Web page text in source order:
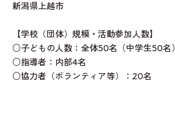
新潟県上越市
【学校（団体）規模・活動参加人数】
○子どもの人数：全体50名（中学生50名）
○指導者：内部4名
○協力者（ボランティア等）：20名